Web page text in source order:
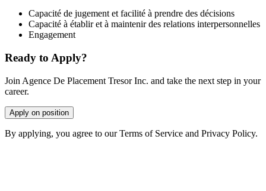
Capacité de jugement et facilité à prendre des décisions
Capacité à établir et à maintenir des relations interpersonnelles
Engagement
Ready to Apply?
Join Agence De Placement Tresor Inc. and take the next step in your
career.
Apply on position
By applying, you agree to our Terms of Service and Privacy Policy.